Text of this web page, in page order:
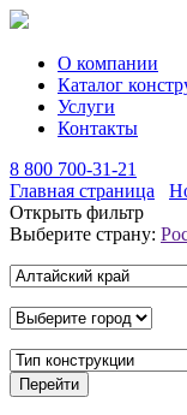
О компании
Каталог
Услуги
Контакты
8 800 700-31-21
Главная страница
Открыть фильтр
Выберите страну: